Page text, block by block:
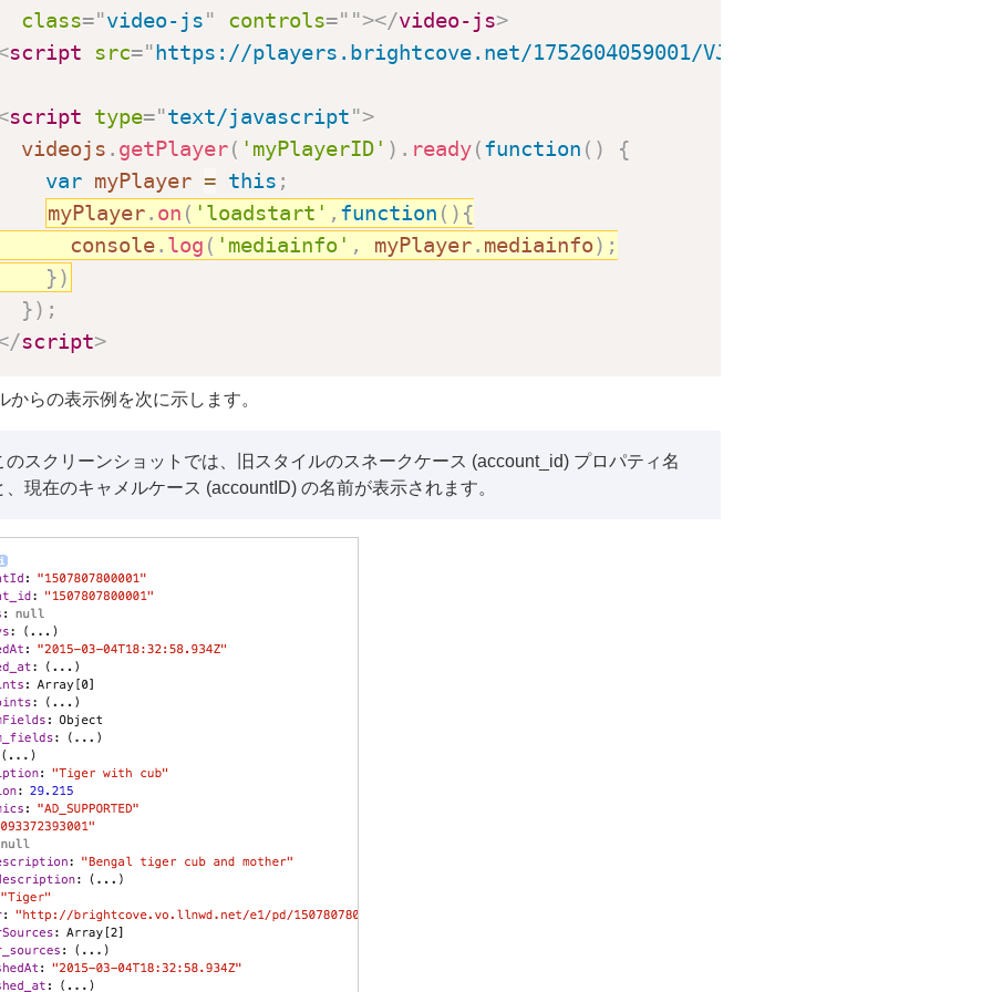
class="video-js" controls=" "></video-js>
script src="https://players.brightcove.net/1752604059001/VJvZIueYx_default/
script type="text/javascript">
videojs
. getPlayer( 'myPlayerID' ) . ready(function ( )
{
var myPlayer = this ;
myPlayer. on ( 'loadstart' , function ( ) {
console
. log ( 'mediainfo' , myPlayer. mediainfo) ;
})
}) ;
script>
からの表示例を次に示します。
のスクリーンショットでは、旧スタイルのスネークケース (account_id) プロパティ名
、現在のキャメルケース (accountID) の名前が表示されます。